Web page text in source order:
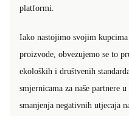
platformi.
Iako nastojimo svojim
proizvode, obvezujemo se to
ekoloških i društvenih
smjernicama za naše partnere
smanjenja negativnih utjecaja